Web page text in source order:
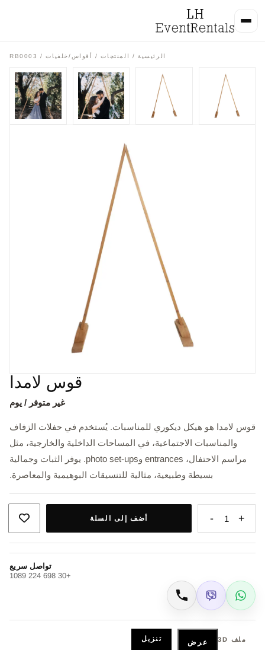
الرئيسية/ المنتجات / أقواس/خلفيات/ RB0003
قوس لامدا
غير متوفر / يوم
قوس لامدا هو هيكل ديكوري للمناسبات. يُستخدم في حفلات الزفاف
والمناسبات الاجتماعية، في المساحات الداخلية والخارجية، مثل
مراسم الاحتفال، entrances وphoto set-ups. يوفر الثبات وجمالية
بسيطة وطبيعية، مثالية للتنسيقات البوهيمية والمعاصرة.
+
1
- أضف إلى السلة
تواصل سريع
+30 698 224 1089
WhatsApp
Viber اتصال
ملف 3D عرض تنزيل